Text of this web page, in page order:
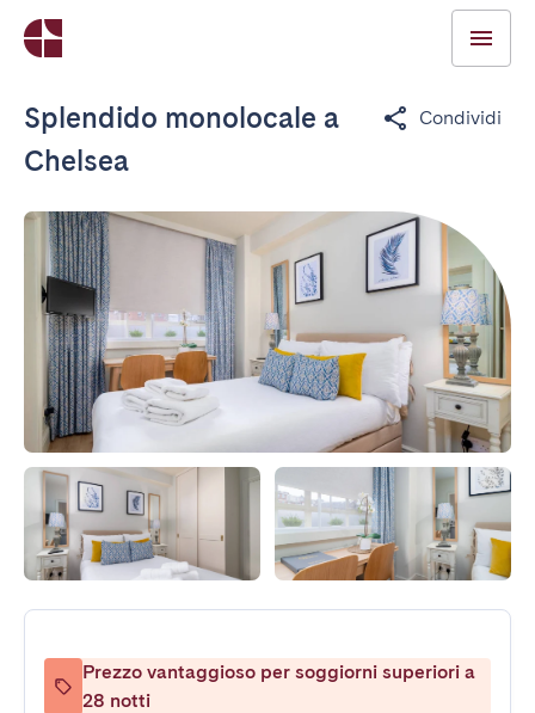
Splendido monolocale a
Chelsea
Condividi
Prezzo vantaggioso per soggiorni superiori a
28 notti